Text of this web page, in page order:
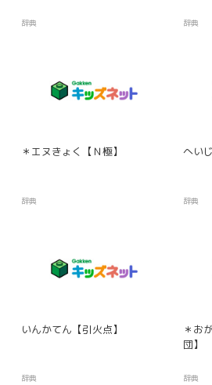
辞典 辞典
＊エヌきょく【Ｎ極】
辞典
へい
辞典
いんかてん【引火点】
辞典
＊お
団】
辞典